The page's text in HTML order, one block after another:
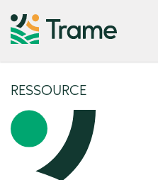
RESSOURCE